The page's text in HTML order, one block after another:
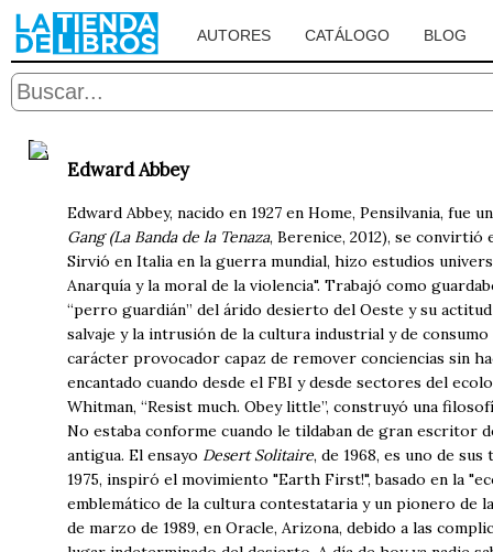
AUTORES CATÁLOGO BLOG
Edward Abbey
Edward Abbey, nacido en 1927 en Home, Pensilvania,
Gang (La Banda de la Tenaza, Berenice, 2012), se
Sirvió en Italia en la guerra mundial, hizo estudios
Anarquía y la moral de la violencia". Trabajó como
“perro guardián” del árido desierto del Oeste y su
salvaje y la intrusión de la cultura industrial y de
carácter provocador capaz de remover conciencias sin
encantado cuando desde el FBI y desde sectores del
Whitman, “Resist much. Obey little”, construyó una
No estaba conforme cuando le tildaban de gran escritor
antigua. El ensayo Desert Solitaire, de 1968, es uno de
1975, inspiró el movimiento "Earth First!", basado en la
emblemático de la cultura contestataria y un pionero de
de marzo de 1989, en Oracle, Arizona, debido a las